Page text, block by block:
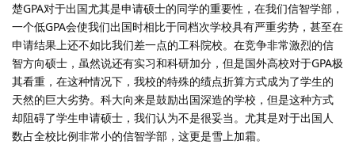
楚GPA对于出国尤其是申请硕士的同学的重要性，在我们信智学部，
一个低GPA会使我们出国时相比于同档次学校具有严重劣势，甚至在
申请结果上还不如比我们差一点的工科院校。在竞争非常激烈的信
智方向硕士，虽然说还有实习和科研加分，但是国外高校对于GPA极
其看重，在这种情况下，我校的特殊的绩点折算方式成为了学生的
天然的巨大劣势。科大向来是鼓励出国深造的学校，但是这种方式
却阻碍了学生申请硕士，我们认为不是很妥当。尤其是对于出国人
数占全校比例非常小的信智学部，这更是雪上加霜。